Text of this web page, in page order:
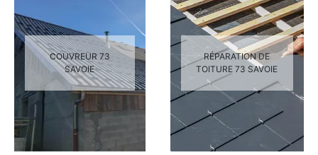
COUVREUR 73
SAVOIE
RÉPARATION DE
TOITURE 73 SAVOIE